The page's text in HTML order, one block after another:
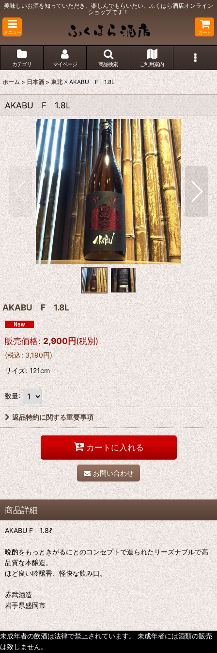
美味しいお酒を知っていただき、楽しんでもらいたい、ふくはら酒店オンライン
ショップです！
メニュー カート
カテゴリ マイページ 商品検索 ご利用案内
ホーム > 日本酒 > 東北 > AKABU F 1.8L
AKABU F 1.8L
AKABU F 1.8L
販売価格: 2,900円(税別)
(税込: 3,190円)
サイズ:121cm
数量:
返品特約に関する重要事項
カートに入れる
お問い合わせ
商品詳細
AKABU F 1.8ℓ
晩酌をもっときがるにとのコンセプトで造られたリーズナブルで高
品質な本醸造。
ほど良い吟醸香、軽快な飲み口。
赤武酒造
岩手県盛岡市
未成年者の飲酒は法律で禁止されています。 未成年者には酒類の販売
は致しません。